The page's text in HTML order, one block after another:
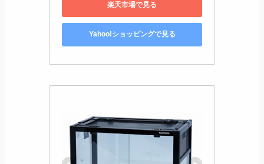
楽天市場で見る
Yahoo!ショッピングで見る